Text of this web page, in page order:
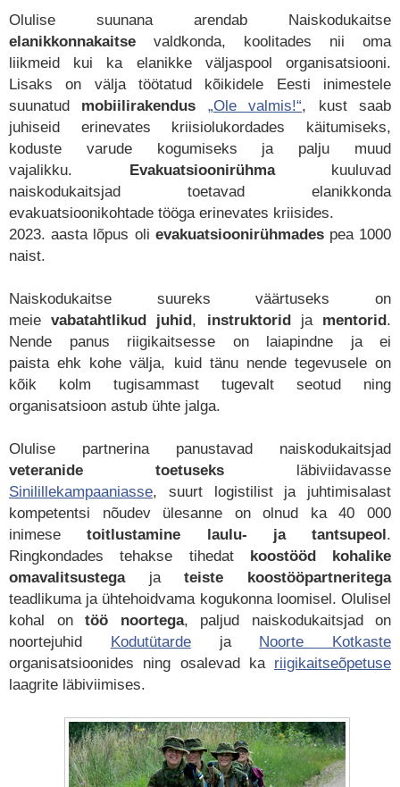
Olulise suunana arendab Naiskodukaitse
elanikkonnakaitse valdkonda, koolitades nii oma
liikmeid kui ka elanikke väljaspool organisatsiooni.
Lisaks on välja töötatud kõikidele Eesti inimestele
suunatud mobiilirakendus „Ole valmis!“, kust saab
juhiseid erinevates kriisiolukordades käitumiseks,
koduste varude kogumiseks ja palju muud
vajalikku. Evakuatsioonirühmakuuluvad
naiskodukaitsjad toetavad elanikkonda
evakuatsioonikohtade tööga erinevates kriisides.
2023. aasta lõpus oli evakuatsioonirühmades pea1000
naist.
Naiskodukaitse suureks väärtuseks on
meievabatahtlikud juhid, instruktoridja mentorid.
Nende panus riigikaitsesse on laiapindne ja ei
paistaehk kohe välja, kuid tänu nende tegevusele on
kõik kolm tugisammast tugevalt seotud ning
organisatsioon astub ühte jalga.
Olulise partnerina panustavad naiskodukaitsjad
veteranide toetuseks läbiviidavasse
Sinilillekampaaniasse, suurt logistilist ja juhtimisalast
kompetentsi nõudev ülesanne on olnud ka 40 000
inimesetoitlustamine laulu- ja tantsupeol.
Ringkondades tehakse tihedat koostööd
kohalike
omavalitsustegajateiste
koostööpartneritega
teadlikuma ja ühtehoidvama kogukonna loomisel. Olulisel
kohal on töö noortega, paljud naiskodukaitsjad on
noortejuhid Kodutütardeja Noorte Kotkaste
organisatsioonides ning osalevad ka riigikaitseõpetuse
laagrite läbiviimises.